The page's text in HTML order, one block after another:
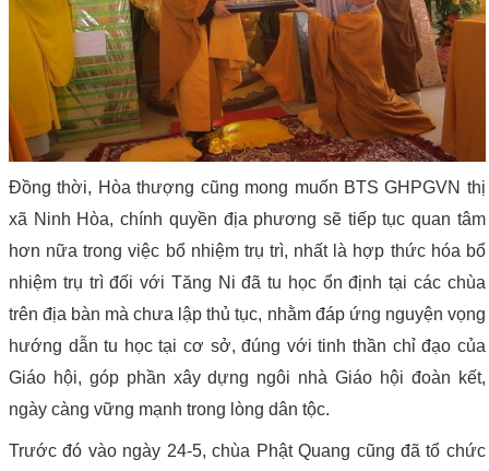
Đồng thời, Hòa thượng cũng mong muốn BTS GHPGVN thị
xã Ninh Hòa, chính quyền địa phương sẽ tiếp tục quan tâm
hơn nữa trong việc bổ nhiệm trụ trì, nhất là hợp thức hóa bổ
nhiệm trụ trì đối với Tăng Ni đã tu học ổn định tại các chùa
trên địa bàn mà chưa lập thủ tục, nhằm đáp ứng nguyện vọng
hướng dẫn tu học tại cơ sở, đúng với tinh thần chỉ đạo của
Giáo hội, góp phần xây dựng ngôi nhà Giáo hội đoàn kết,
ngày càng vững mạnh trong lòng dân tộc.
Trước đó vào ngày 24-5, chùa Phật Quang cũng đã tổ chức